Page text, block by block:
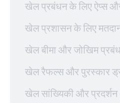
खेल प्रबंधन के लिए ऐप्स
खेल प्रशासन के लिए
खेल बीमा और जोखिम
खेल रैफल्स और पुरस्कार
खेल सांख्यिकी और प्रदर्शन